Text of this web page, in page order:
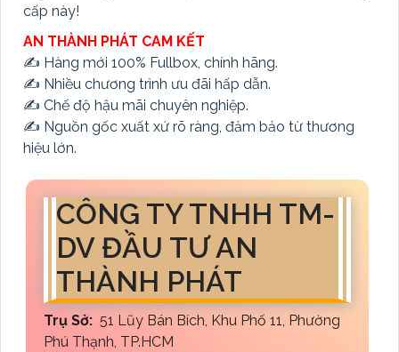
cấp này!
AN THÀNH PHÁT CAM KẾT
✍️ Hàng mới 100% Fullbox, chính hãng.
✍️ Nhiều chương trình ưu đãi hấp dẫn.
✍️ Chế độ hậu mãi chuyên nghiệp.
✍️ Nguồn gốc xuất xứ rõ ràng, đảm bảo từ thương
hiệu lớn.
CÔNG TY TNHH TM-
DV ĐẦU TƯ AN
THÀNH PHÁT
Trụ Sở: 51 Lũy Bán Bích, Khu Phố 11, Phường
Phú Thạnh, TP.HCM